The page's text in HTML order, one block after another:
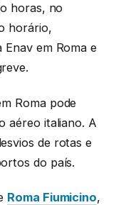
horas, no
horário,
em Roma e
Roma pode
aéreo italiano. A
de rotas e
do país.
Roma Fiumicino,